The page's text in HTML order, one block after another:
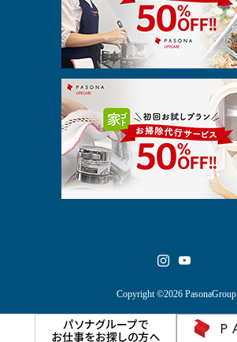
Copyright ©2026 PasonaGroup